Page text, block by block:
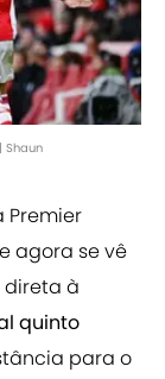
Shaun
Premier
agora se vê
à
quinto
para o